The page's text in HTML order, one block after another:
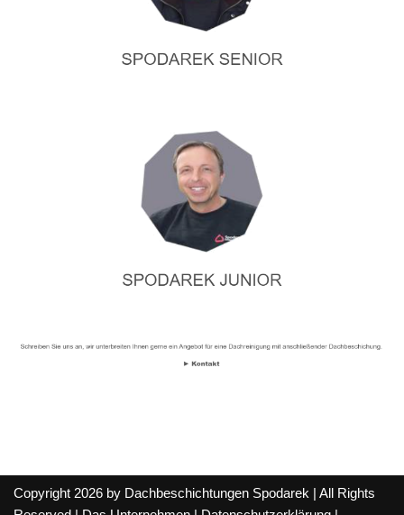
Copyright 2026 by Dachbeschichtungen Spodarek | All Rights